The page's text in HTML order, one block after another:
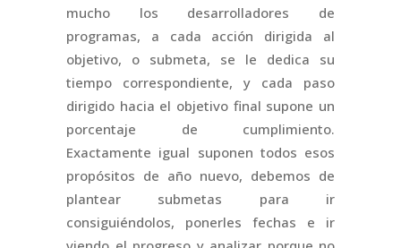
mucho los desarrolladores de
programas, a cada acción dirigida al
objetivo, o submeta, se le dedica su
tiempo correspondiente, y cada paso
dirigido hacia el objetivo final supone un
porcentaje de cumplimiento.
Exactamente igual suponen todos esos
propósitos de año nuevo, debemos de
plantear submetas para ir
consiguiéndolos, ponerles fechas e ir